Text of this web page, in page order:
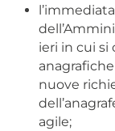
ieri in cui si
nuove
agile;